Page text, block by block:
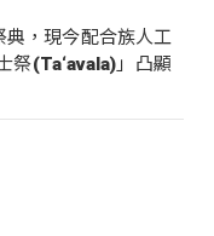
，現今配合族人工
祭(Ta‘avala)」凸顯